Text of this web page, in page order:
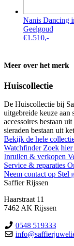
Nanis Dancing
Geelgoud
€1.510,-
Meer over het merk
Huiscollectie
De Huiscollectie bij
uitgebreide keuze aan
accessoires bestaan
sieraden bestaan uit
Bekijk de hele
Watchfinder Zoek
Inruilen & verkopen
Service & reparaties
Neem contact op Stel
Saffier Rijssen
Haarstraat 11
7462 AK Rijssen
0548 519333